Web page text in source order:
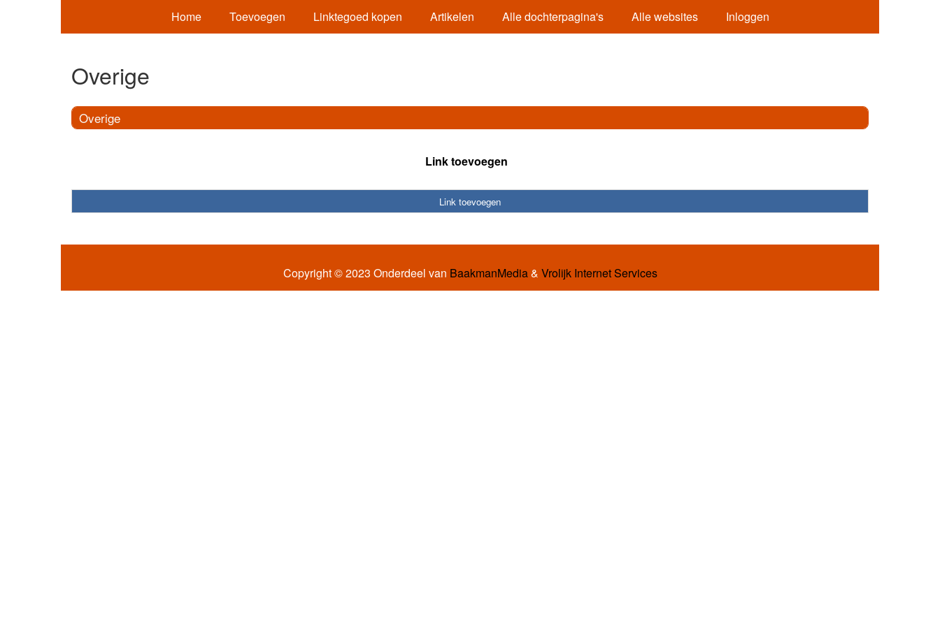
Home Toevoegen Linktegoed kopen Artikelen Alle dochterpagina's Alle websites Inloggen
Overige
Overige
Link toevoegen
Link toevoegen
Copyright © 2023 Onderdeel van BaakmanMedia& Vrolijk Internet Services